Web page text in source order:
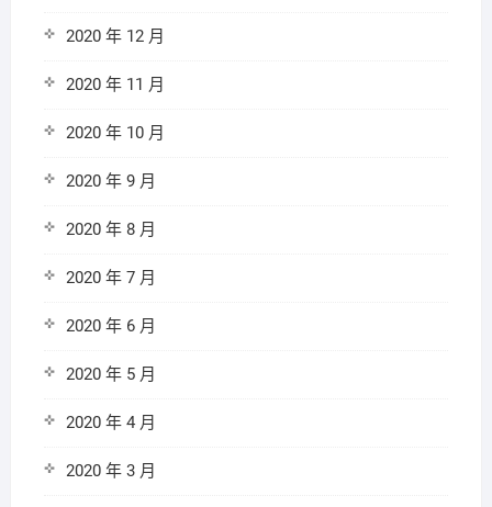
2020 年 12 月
2020 年 11 月
2020 年 10 月
2020 年 9 月
2020 年 8 月
2020 年 7 月
2020 年 6 月
2020 年 5 月
2020 年 4 月
2020 年 3 月